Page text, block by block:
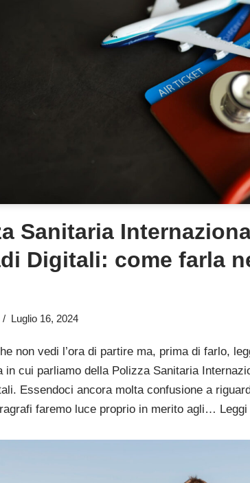
Sanitaria
Digitali: come farla
Luglio 16, 2024
non vedi l’ora di partire ma, prima di farlo,
in cui parliamo della Polizza Sanitaria
Essendoci ancora molta confusione a
faremo luce proprio in merito agli…